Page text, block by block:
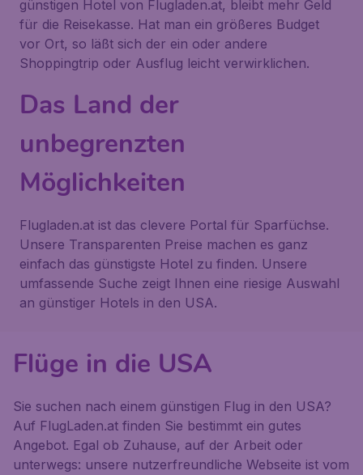
günstigen Hotel von Flugladen.at, bleibt mehr Geld
für die Reisekasse. Hat man ein größeres Budget
vor Ort, so läßt sich der ein oder andere
Shoppingtrip oder Ausflug leicht verwirklichen.
Das Land der
unbegrenzten
Möglichkeiten
Flugladen.at ist das clevere Portal für Sparfüchse.
Unsere Transparenten Preise machen es ganz
einfach das günstigste Hotel zu finden. Unsere
umfassende Suche zeigt Ihnen eine riesige Auswahl
an günstiger Hotels in den USA.
Flüge in die USA
Sie suchen nach einem günstigen Flug in den USA?
Auf FlugLaden.at finden Sie bestimmt ein gutes
Angebot. Egal ob Zuhause, auf der Arbeit oder
unterwegs: unsere nutzerfreundliche Webseite ist vom